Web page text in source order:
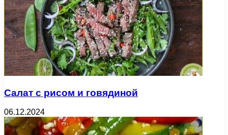
Салат с рисом и говядиной
06.12.2024